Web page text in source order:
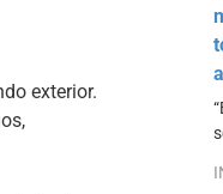
exterior.